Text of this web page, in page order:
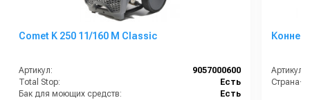
Comet K 250 11/160 M Classic
Артикул:
9057000600
Total Stop:
Есть
Бак для моющих средств:
Есть
Артикул:
Страна-